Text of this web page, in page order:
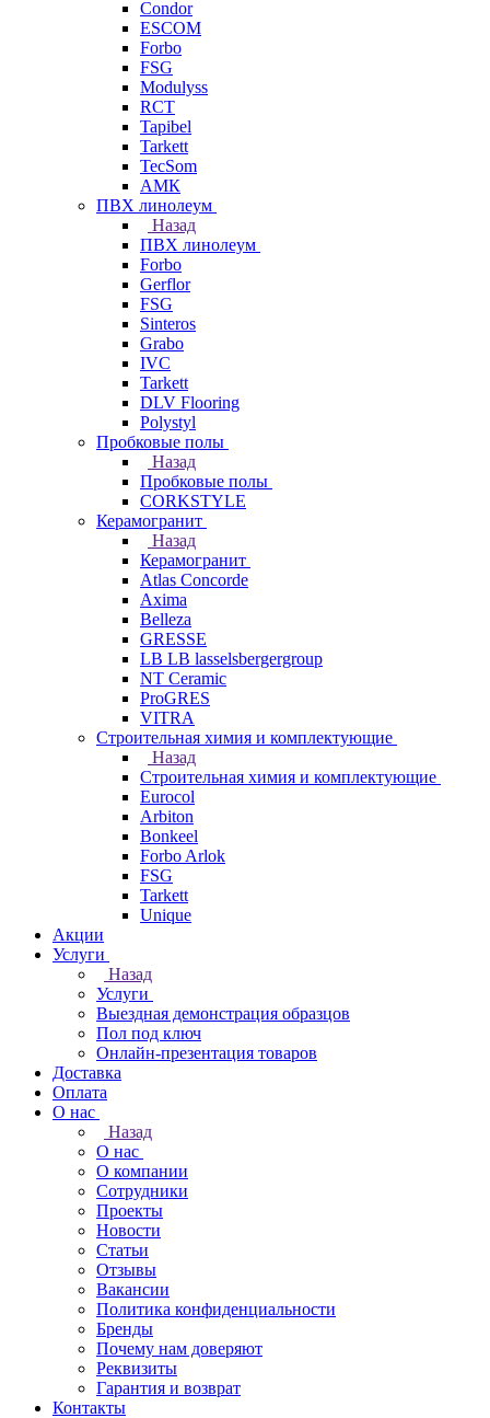
Condor
ESCOM
Forbo
FSG
Modulyss
RCT
Tapibel
Tarkett
TecSom
АМК
ПВХ линолеум
Назад
ПВХ линолеум
Forbo
Gerflor
FSG
Sinteros
Grabo
IVC
Tarkett
DLV Flooring
Polystyl
Пробковые полы
Назад
Пробковые полы
CORKSTYLE
Керамогранит
Назад
Керамогранит
Atlas Concorde
Axima
Belleza
GRESSE
LB LB lasselsbergergroup
NT Ceramic
ProGRES
VITRA
Строительная химия и комплектующие
Назад
Строительная химия и комплектующие
Eurocol
Arbiton
Bonkeel
Forbo Arlok
FSG
Tarkett
Unique
Акции
Услуги
Назад
Услуги
Выездная демонстрация образцов
Пол под ключ
Онлайн-презентация товаров
Доставка
Оплата
О нас
Назад
О нас
О компании
Сотрудники
Проекты
Новости
Статьи
Отзывы
Вакансии
Политика конфиденциальности
Бренды
Почему нам доверяют
Реквизиты
Гарантия и возврат
Контакты